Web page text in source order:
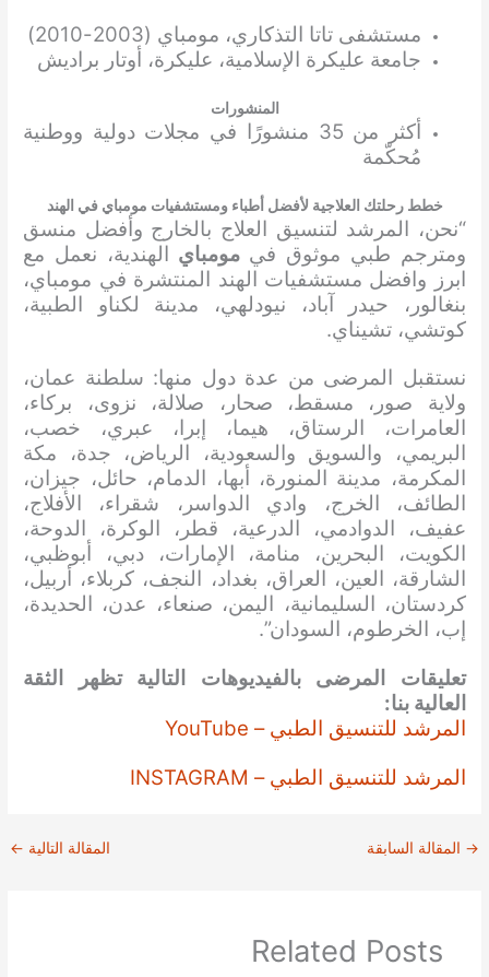
مستشفى تاتا التذكاري، مومباي (2003-2010)
جامعة عليكرة الإسلامية، عليكرة، أوتار براديش
المنشورات
أكثر من 35 منشورًا في مجلات دولية ووطنية
مُحكّمة
خطط رحلتك العلاجية لأفضل أطباء ومستشفيات مومباي في الهند
“نحن، المرشد لتنسيق العلاج بالخارج وأفضل منسق
ومترجم طبي موثوق في مومباي الهندية، نعمل مع
ابرز وافضل مستشفيات الهند المنتشرة في مومباي،
بنغالور، حيدر آباد، نيودلهي، مدينة لكناو الطبية،
كوتشي، تشيناي.
نستقبل المرضى من عدة دول منها: سلطنة عمان،
ولاية صور، مسقط، صحار، صلالة، نزوى، بركاء،
العامرات، الرستاق، هيما، إبرا، عبري، خصب،
البريمي، والسويق والسعودية، الرياض، جدة، مكة
المكرمة، مدينة المنورة، أبها، الدمام، حائل، جيزان،
الطائف، الخرج، وادي الدواسر، شقراء، الأفلاج،
عفيف، الدوادمي، الدرعية، قطر، الوكرة، الدوحة،
الكويت، البحرين، منامة، الإمارات، دبي، أبوظبي،
الشارقة، العين، العراق، بغداد، النجف، كربلاء، أربيل،
كردستان، السليمانية، اليمن، صنعاء، عدن، الحديدة،
إب، الخرطوم، السودان”.
تعليقات المرضى بالفيديوهات التالية تظهر الثقة
العالية بنا:
المرشد للتنسيق الطبي – YouTube
المرشد للتنسيق الطبي – INSTAGRAM
→ المقالة السابقة المقالة التالية ←
Related Posts